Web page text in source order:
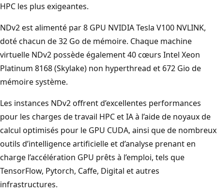
HPC les plus exigeantes.
NDv2 est alimenté par 8 GPU NVIDIA Tesla V100 NVLINK,
doté chacun de 32 Go de mémoire. Chaque machine
virtuelle NDv2 possède également 40 cœurs Intel Xeon
Platinum 8168 (Skylake) non hyperthread et 672 Gio de
mémoire système.
Les instances NDv2 offrent d’excellentes performances
pour les charges de travail HPC et IA à l’aide de noyaux de
calcul optimisés pour le GPU CUDA, ainsi que de nombreux
outils d’intelligence artificielle et d’analyse prenant en
charge l’accélération GPU prêts à l’emploi, tels que
TensorFlow, Pytorch, Caffe, Digital et autres
infrastructures.